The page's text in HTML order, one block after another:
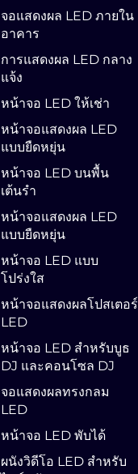
จอแสดงผล LED ภายใน
อาคาร
การแสดงผล LED กลาง
แจ้ง
หน้าจอ LED ให้เช่า
หน้าจอแสดงผล LED
แบบยืดหยุ่น
หน้าจอ LED บนพื้น
เต้นรำ
หน้าจอแสดงผล LED
แบบยืดหยุ่น
หน้าจอ LED แบบ
โปร่งใส
หน้าจอแสดงผลโปสเตอร์
LED
หน้าจอ LED สำหรับบูธ
DJ และคอนโซล DJ
จอแสดงผลทรงกลม
LED
หน้าจอ LED พับได้
ผนังวิดีโอ LED สำหรับ